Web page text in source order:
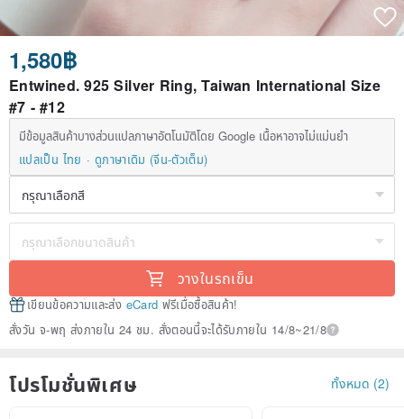
1,580฿
Entwined. 925 Silver Ring, Taiwan International Size
#7 - #12
มีข้อมูลสินค้าบางส่วนแปลภาษาอัตโนมัติโดย Google เนื้อหาอาจไม่แม่นยำ
แปลเป็น ไทย
ดูภาษาเดิม (จีน-ตัวเต็ม)
วางในรถเข็น
เขียนข้อความและส่ง eCard ฟรีเมื่อซื้อสินค้า!
สั่งวัน จ-พฤ ส่งภายใน 24 ชม. สั่งตอนนี้จะได้รับภายใน 14/8~21/8
โปรโมชั่นพิเศษ ทั้งหมด (2)